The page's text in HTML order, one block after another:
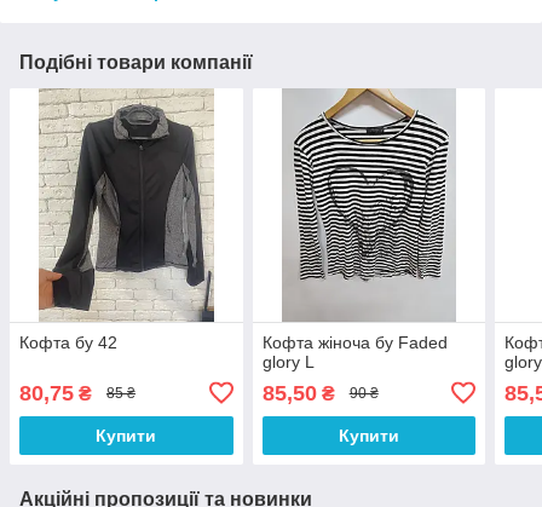
Подібні товари компанії
Кофта бу 42
80,75 ₴ 85 ₴
Купити
Кофта жіноча бу Faded
glory L
85,50₴ 90 ₴
Купити
Акційні пропозиції та новинки